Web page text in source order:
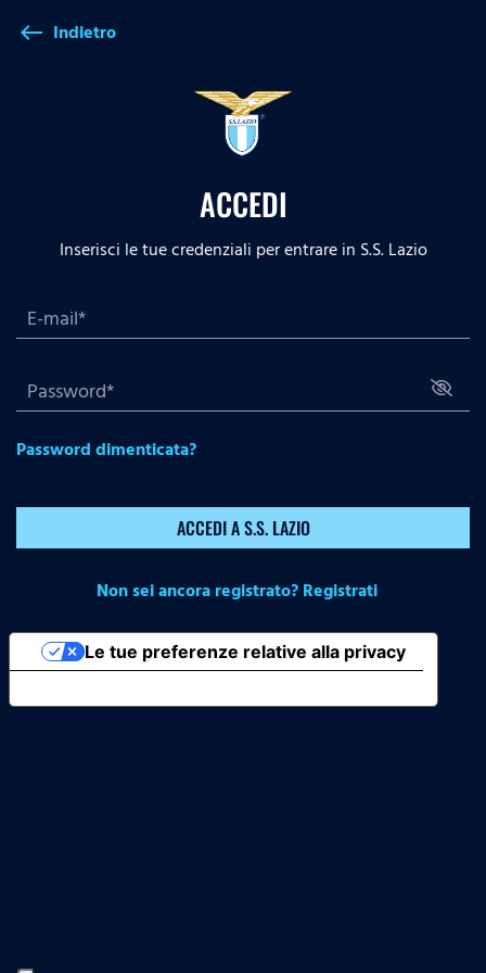
west Indietro
ACCEDI
Inserisci le tue credenziali per entrare in S.S. Lazio
Password dimenticata?
ACCEDI A S.S. LAZIO
Non sei ancora registrato? Registrati
Le tue preferenze relative alla privacy